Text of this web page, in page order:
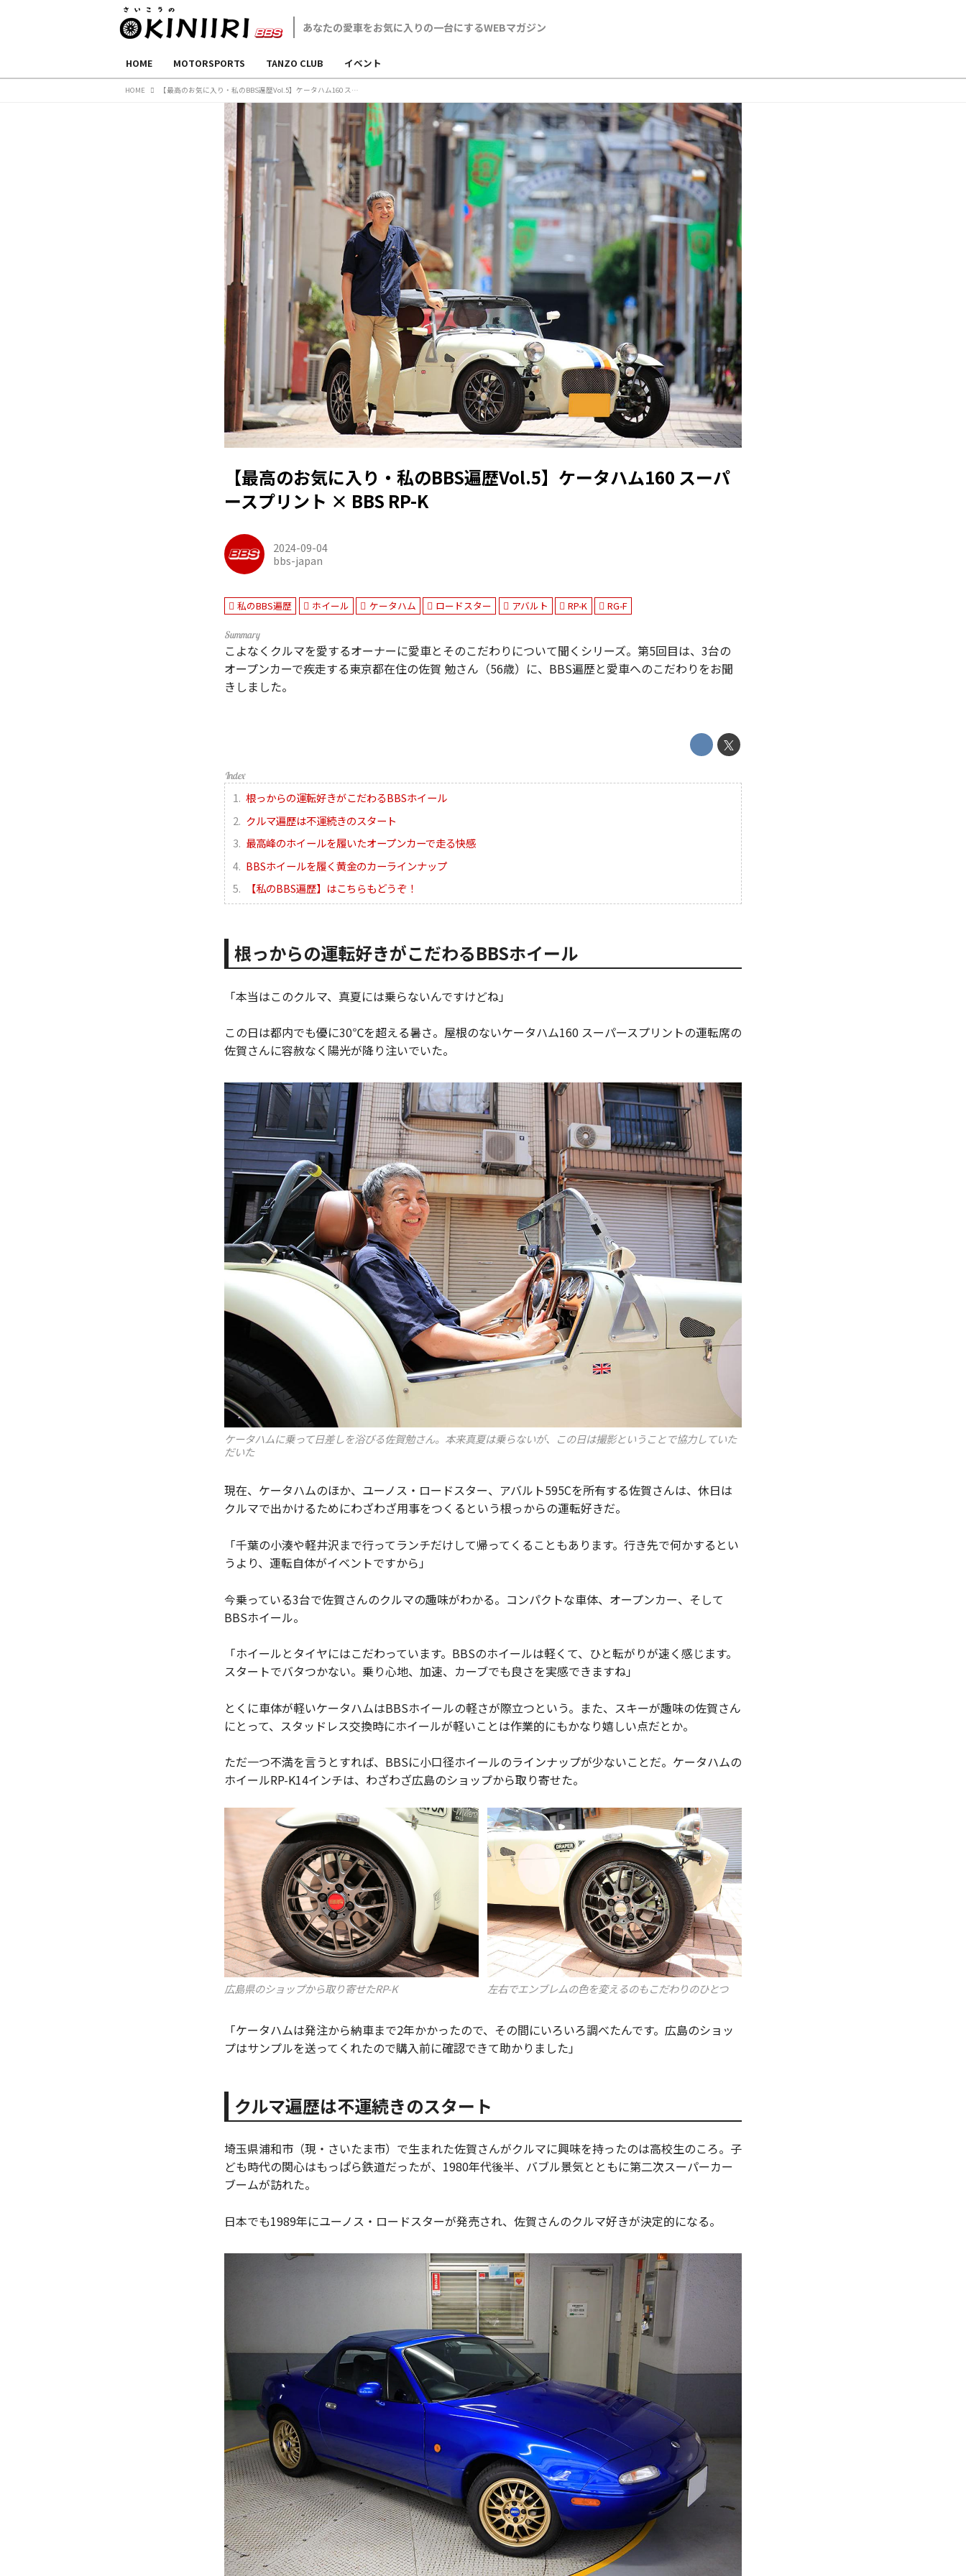
HOME MOTORSPORTS TANZO CLUB イベント
HOME 【最高のお気に入り・私のBBS遍歴Vol.5】ケータハム160 スーパースプリント × BBS RP-K
【最高のお気に入り・私のBBS遍歴Vol.5】ケータハム160 スーパ
ースプリント × BBS RP-K
2024-09-04
bbs-japan
私のBBS遍歴 ホイール ケータハム ロードスター アバルト RP-K RG-F
こよなくクルマを愛するオーナーに愛車とそのこだわりについて聞くシリーズ。第5回目は、3台の
オープンカーで疾走する東京都在住の佐賀 勉さん（56歳）に、BBS遍歴と愛車へのこだわりをお聞
きしました。
根っからの運転好きがこだわるBBSホイール
クルマ遍歴は不運続きのスタート
最高峰のホイールを履いたオープンカーで走る快感
BBSホイールを履く黄金のカーラインナップ
【私のBBS遍歴】はこちらもどうぞ！
根っからの運転好きがこだわるBBSホイール
「本当はこのクルマ、真夏には乗らないんですけどね」
この日は都内でも優に30℃を超える暑さ。屋根のないケータハム160 スーパースプリントの運転席の
佐賀さんに容赦なく陽光が降り注いでいた。
ケータハムに乗って日差しを浴びる佐賀勉さん。本来真夏は乗らないが、この日は撮影ということで協力していた
だいた
現在、ケータハムのほか、ユーノス・ロードスター、アバルト595Cを所有する佐賀さんは、休日は
クルマで出かけるためにわざわざ用事をつくるという根っからの運転好きだ。
「千葉の小湊や軽井沢まで行ってランチだけして帰ってくることもあります。行き先で何かするとい
うより、運転自体がイベントですから」
今乗っている3台で佐賀さんのクルマの趣味がわかる。コンパクトな車体、オープンカー、そして
BBSホイール。
「ホイールとタイヤにはこだわっています。BBSのホイールは軽くて、ひと転がりが速く感じます。
スタートでバタつかない。乗り心地、加速、カーブでも良さを実感できますね」
とくに車体が軽いケータハムはBBSホイールの軽さが際立つという。また、スキーが趣味の佐賀さん
にとって、スタッドレス交換時にホイールが軽いことは作業的にもかなり嬉しい点だとか。
ただ一つ不満を言うとすれば、BBSに小口径ホイールのラインナップが少ないことだ。ケータハムの
ホイールRP-K14インチは、わざわざ広島のショップから取り寄せた。
広島県のショップから取り寄せたRP-K 左右でエンブレムの色を変えるのもこだわりのひとつ
「ケータハムは発注から納車まで2年かかったので、その間にいろいろ調べたんです。広島のショッ
プはサンプルを送ってくれたので購入前に確認できて助かりました」
クルマ遍歴は不運続きのスタート
埼玉県浦和市（現・さいたま市）で生まれた佐賀さんがクルマに興味を持ったのは高校生のころ。子
ども時代の関心はもっぱら鉄道だったが、1980年代後半、バブル景気とともに第二次スーパーカー
ブームが訪れた。
日本でも1989年にユーノス・ロードスターが発売され、佐賀さんのクルマ好きが決定的になる。